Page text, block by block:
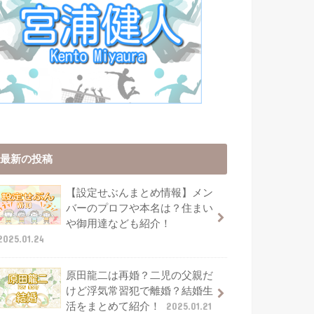
最新の投稿
【設定せぶんまとめ情報】メン
バーのプロフや本名は？住まい
や御用達なども紹介！
原田龍二は再婚？二児の父親だ
けど浮気常習犯で離婚？結婚生
活をまとめて紹介！
2025.01.21